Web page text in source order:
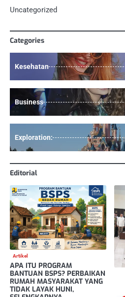
Uncategorized
Categories
Kesehatan
Business
Exploration:
Editorial
Artikel
APA ITU PROGRAM
BANTUAN BSPS? PERBAIKAN
RUMAH MASYARAKAT YANG
TIDAK LAYAK HUNI,